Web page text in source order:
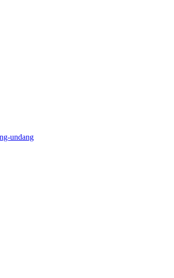
undang